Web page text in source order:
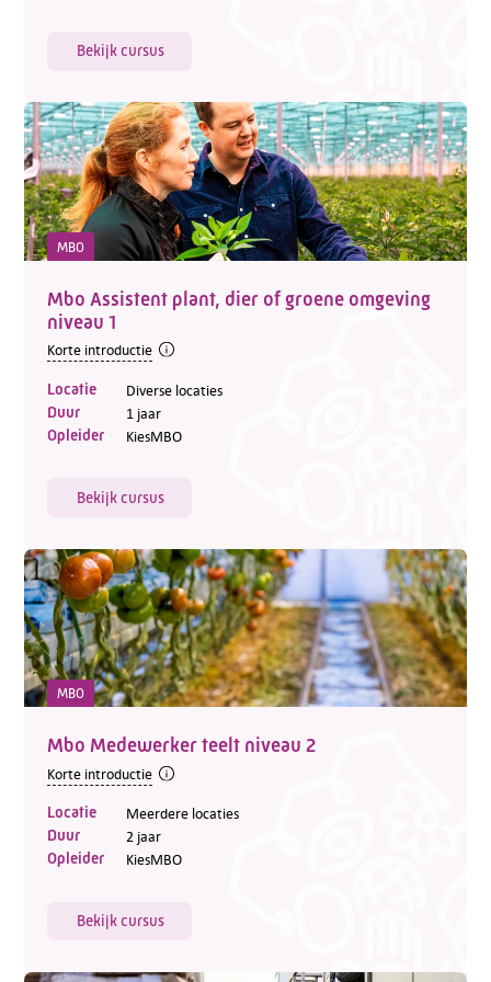
Bekijk cursus
MBO
Mbo Assistent plant, dier of groene omgeving
niveau 1
Korte introductie
Locatie Diverse locaties
Duur 1 jaar
Opleider KiesMBO
Bekijk cursus
MBO
Mbo Medewerker teelt niveau 2
Korte introductie
Locatie Meerdere locaties
Duur 2 jaar
Opleider KiesMBO
Bekijk cursus